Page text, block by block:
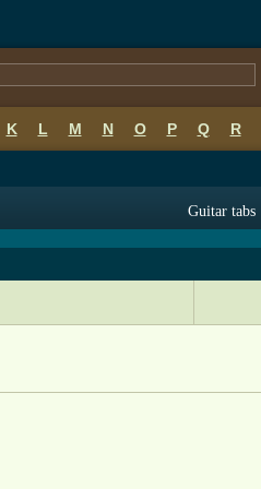
K L M N O P Q R
Guitar tabs